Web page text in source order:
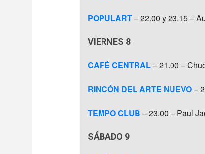
POPULART– 22.00 y 23.15 –
VIERNES 8
CAFÉ CENTRAL– 21.00 –
RINCÓN DEL ARTE NUEVO–
TEMPO CLUB – 23.00 – Paul
SÁBADO 9